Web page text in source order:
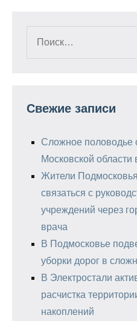
Свежие записи
Сложное половодье
Московской области
Жители
связаться с
учреждений через
врача
В Подмосковье
уборки дорог в
В Электростали
расчистка
накоплений